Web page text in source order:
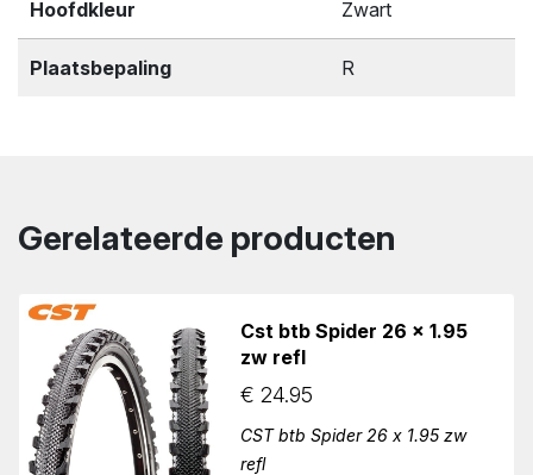
Hoofdkleur Zwart
Plaatsbepaling R
Gerelateerde producten
Cst btb Spider 26 x 1.95
zw refl
€ 24.95
CST btb Spider 26 x 1.95 zw
refl